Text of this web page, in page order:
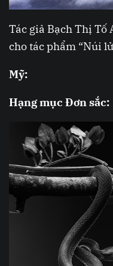
Tác giả Bạch Thị Tố
cho tác phẩm “Núi
Mỹ:
Hạng mục Đơn sắc: